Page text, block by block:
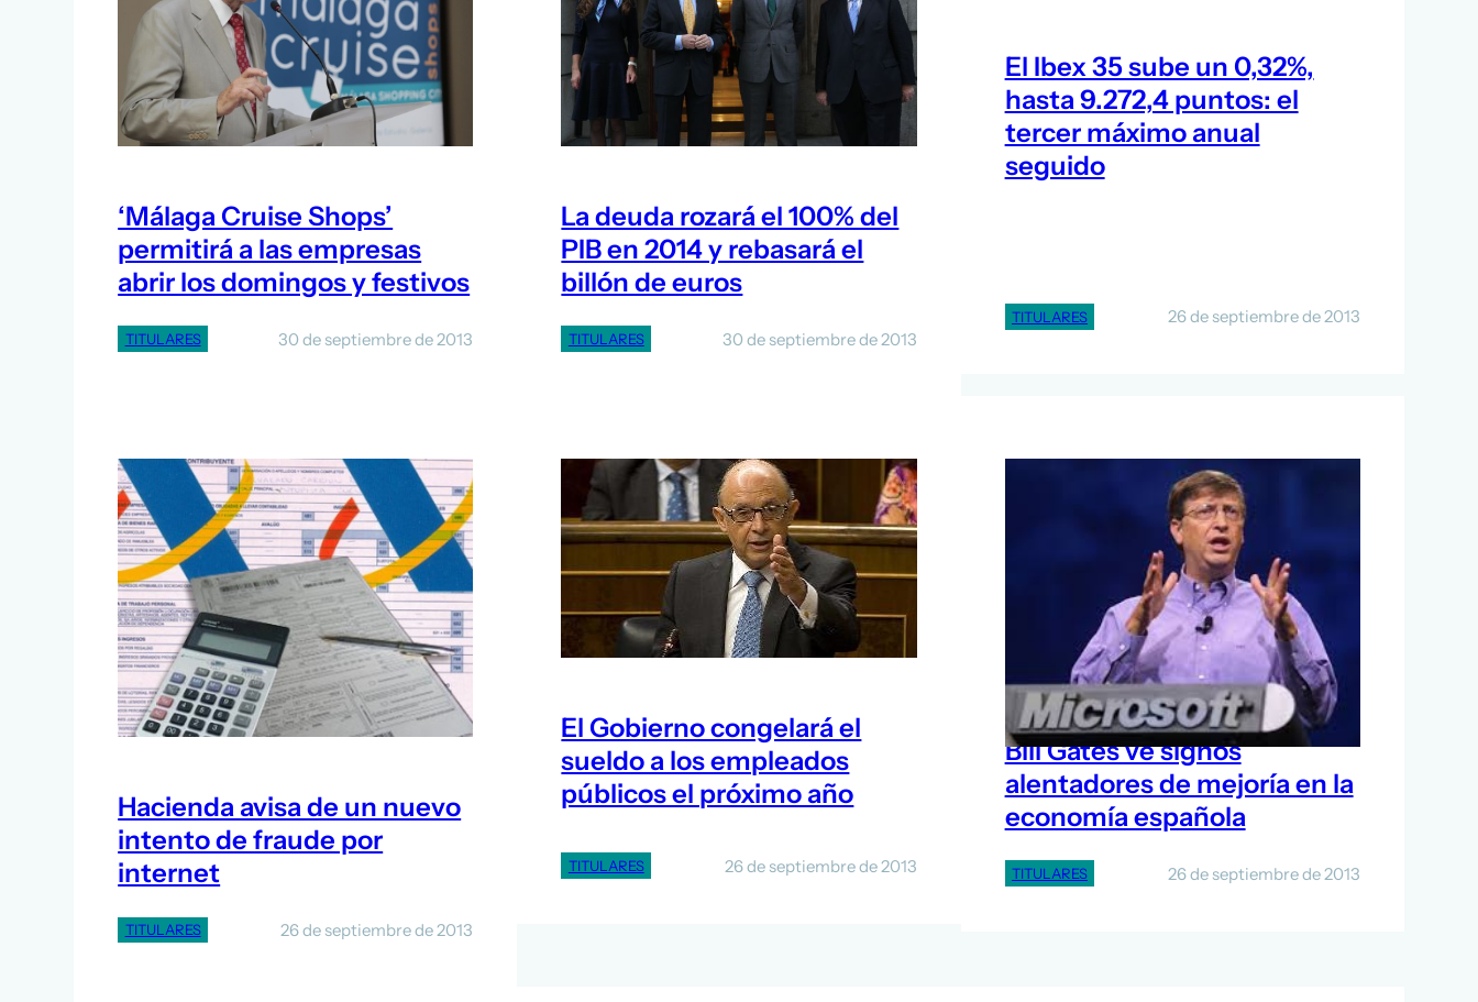
‘Málaga Cruise Shops’
permitirá a las empresas
abrir los domingos y festivos
TITULARES 30 de septiembre de 2013
La deuda rozará el 100% del
PIB en 2014 y rebasará el
billón de euros
TITULARES 30 de septiembre de 2013
El Ibex 35 sube un 0,32%,
hasta 9.272,4 puntos: el
tercer máximo anual
seguido
TITULARES 26 de septiembre de 2013
Hacienda avisa de un nuevo
intento de fraude por
internet
TITULARES 26 de septiembre de 2013
El Gobierno congelará el
sueldo a los empleados
públicos el próximo año
TITULARES 26 de septiembre de 2013
Bill Gates ve signos
alentadores de mejoría en la
economía española
TITULARES 26 de septiembre de 2013